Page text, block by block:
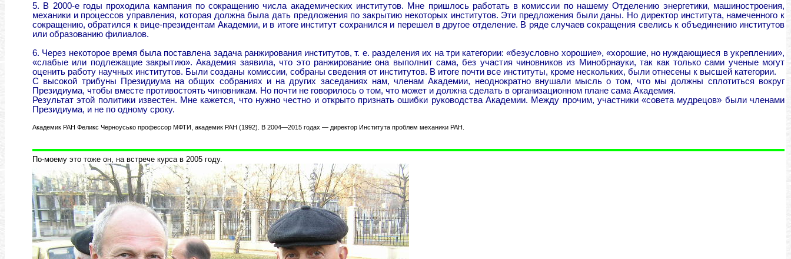
5. В 2000-е годы проходила кампания по сокращению числа академических институтов. Мне пришлось работать в комиссии по нашему Отделению энергетики, машиностроения,
механики и процессов управления, которая должна была дать предложения по закрытию некоторых институтов. Эти предложения были даны. Но директор института, намеченного к
сокращению, обратился к вице-президентам Академии, и в итоге институт сохранился и перешел в другое отделение. В ряде случаев сокращения свелись к объединению институтов
или образованию филиалов.
6. Через некоторое время была поставлена задача ранжирования институтов, т. е. разделения их на три категории: «безусловно хорошие», «хорошие, но нуждающиеся в укреплении»,
«слабые или подлежащие закрытию». Академия заявила, что это ранжирование она выполнит сама, без участия чиновников из Минобрнауки, так как только сами ученые могут
оценить работу научных институтов. Были созданы комиссии, собраны сведения от институтов. В итоге почти все институты, кроме нескольких, были отнесены к высшей категории.
С высокой трибуны Президиума на общих собраниях и на других заседаниях нам, членам Академии, неоднократно внушали мысль о том, что мы должны сплотиться вокруг
Президиума, чтобы вместе противостоять чиновникам. Но почти не говорилось о том, что может и должна сделать в организационном плане сама Академия.
Результат этой политики известен. Мне кажется, что нужно честно и открыто признать ошибки руководства Академии. Между прочим, участники «совета мудрецов» были членами
Президиума, и не по одному сроку.
Академик РАН Феликс Черноусько профессор МФТИ, академик РАН (1992). В 2004—2015 годах — директор Института проблем механики РАН.
По-моему это тоже он, на встрече курса в 2005 году.